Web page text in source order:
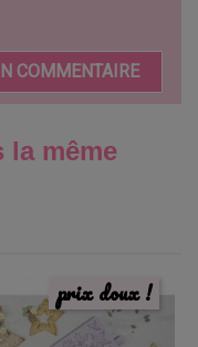
COMMENTAIRE
la même
prix doux !